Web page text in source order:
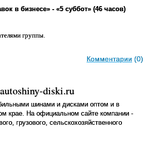
в бизнесе» - «5 суббот» (46 часов)
группы.
Комментарии (0)
diski.ru
шинами и дисками оптом и в
крае. На официальном сайте компании -
грузового, сельскохозяйственного